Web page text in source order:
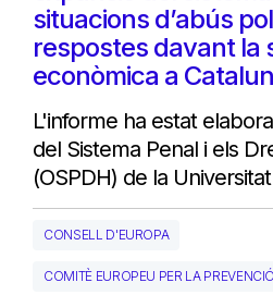
situacions d’abús
respostes davant la
econòmica a
L'informe ha estat
del Sistema Penal i els
(OSPDH) de la
CONSELL D'EUROPA
COMITÈ EUROPEU PER LA